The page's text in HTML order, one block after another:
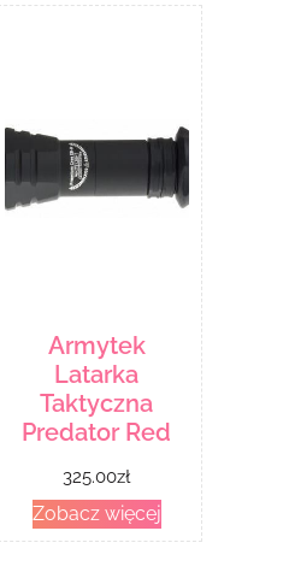
Armytek
Latarka
Taktyczna
Predator Red
325.00zł
Zobacz więcej